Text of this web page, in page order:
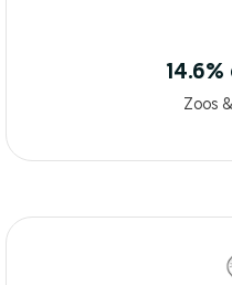
Zoos